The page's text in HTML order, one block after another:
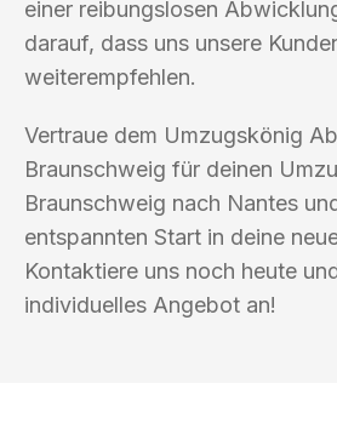
einer reibungslosen
darauf, dass uns unsere
weiterempfehlen.
Vertraue dem Umzugskönig
Braunschweig für deinen
Braunschweig nach Nantes
entspannten Start in deine
Kontaktiere uns noch heute
individuelles Angebot an!